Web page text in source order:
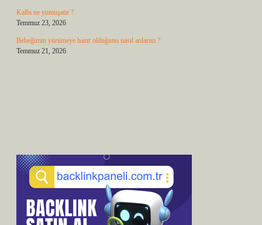
Kalbi ne yumuşatır ?
Temmuz 23, 2026
Bebeğimin yürümeye hazır olduğunu nasıl anlarım ?
Temmuz 21, 2026